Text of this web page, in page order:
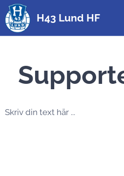
H43 Lund HF
Skriv din text här ...